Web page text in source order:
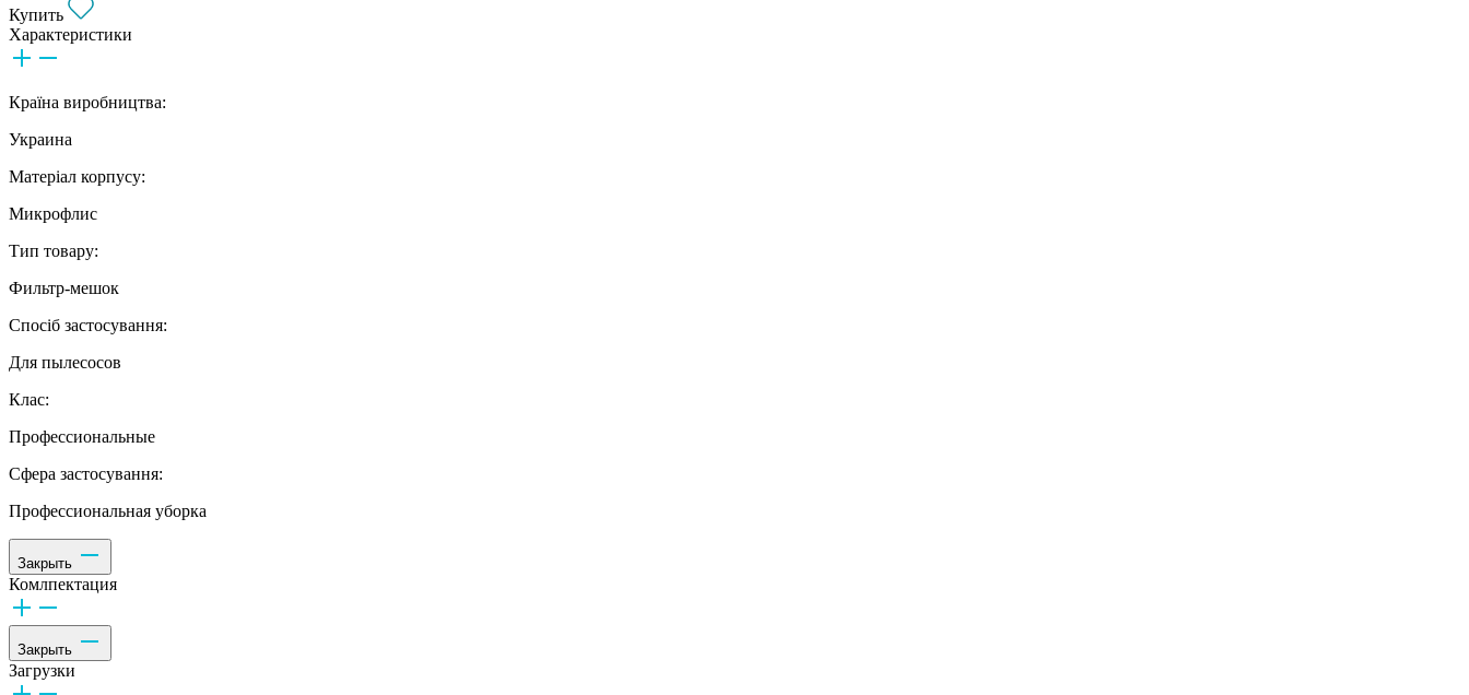
Купить
Характеристики
Країна виробництва:
Украина
Матеріал корпусу:
Микрофлис
Тип товару:
Фильтр-мешок
Спосіб застосування:
Для пылесосов
Клас:
Профессиональные
Сфера застосування:
Профессиональная уборка
Закрыть
Комлпектация
Закрыть
Загрузки